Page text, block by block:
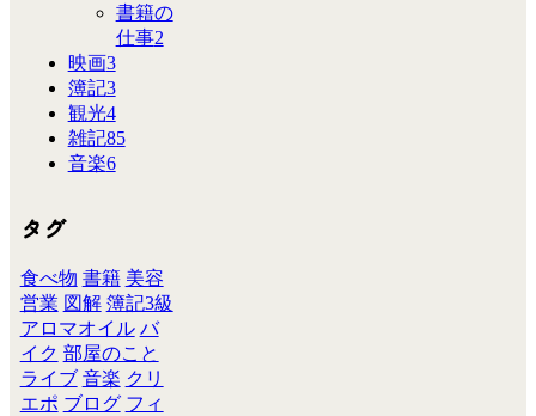
書籍の
仕事2
映画3
簿記3
観光4
雑記85
音楽6
タグ
食べ物 書籍 美容
営業 図解 簿記3級
アロマオイル バ
イク 部屋のこと
ライブ 音楽 クリ
エポ ブログ フィ